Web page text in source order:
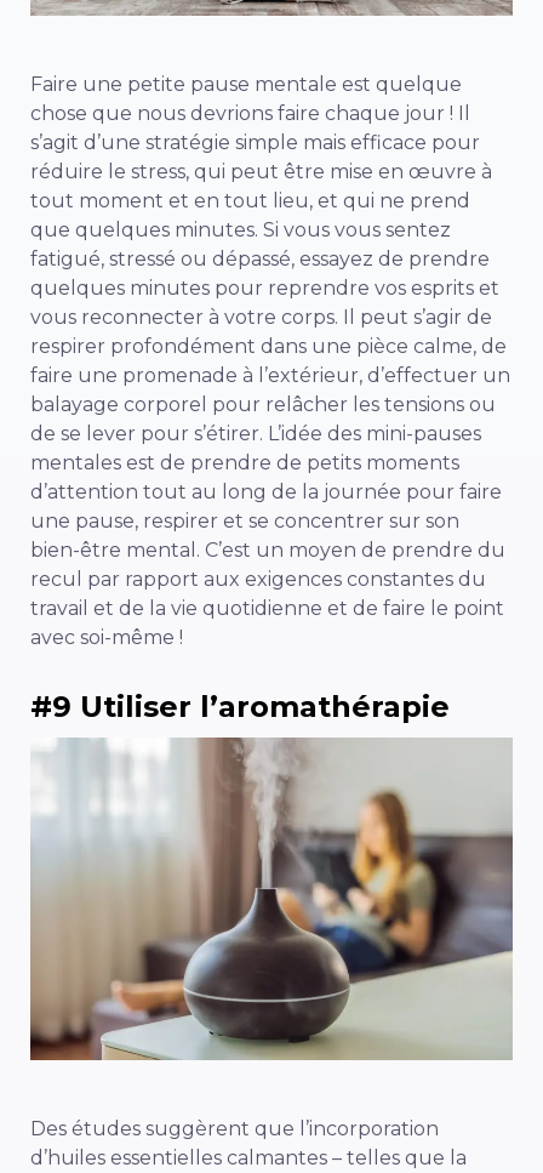
Faire une petite pause mentale est quelque
chose que nous devrions faire chaque jour ! Il
s’agit d’une stratégie simple mais efficace pour
réduire le stress, qui peut être mise en œuvre à
tout moment et en tout lieu, et qui ne prend
que quelques minutes. Si vous vous sentez
fatigué, stressé ou dépassé, essayez de prendre
quelques minutes pour reprendre vos esprits et
vous reconnecter à votre corps. Il peut s’agir de
respirer profondément dans une pièce calme, de
faire une promenade à l’extérieur, d’effectuer un
balayage corporel pour relâcher les tensions ou
de se lever pour s’étirer. L’idée des mini-pauses
mentales est de prendre de petits moments
d’attention tout au long de la journée pour faire
une pause, respirer et se concentrer sur son
bien-être mental. C’est un moyen de prendre du
recul par rapport aux exigences constantes du
travail et de la vie quotidienne et de faire le point
avec soi-même !
#9 Utiliser l’aromathérapie
Des études suggèrent que l’incorporation
d’huiles essentielles calmantes – telles que la